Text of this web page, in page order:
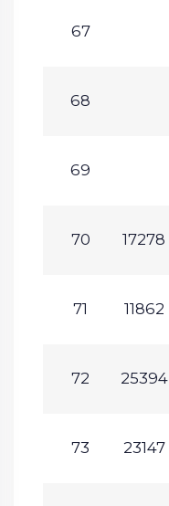
67
68
69
70 17278
71 11862
72 25394
73 23147